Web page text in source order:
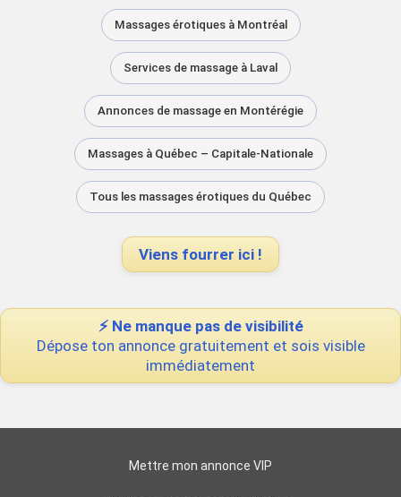
Massages érotiques à Montréal
Services de massage à Laval
Annonces de massage en Montérégie
Massages à Québec – Capitale-Nationale
Tous les massages érotiques du Québec
Viens fourrer ici !
⚡ Ne manque pas de visibilité
Dépose ton annonce gratuitement et sois visible
immédiatement
Mettre mon annonce VIP